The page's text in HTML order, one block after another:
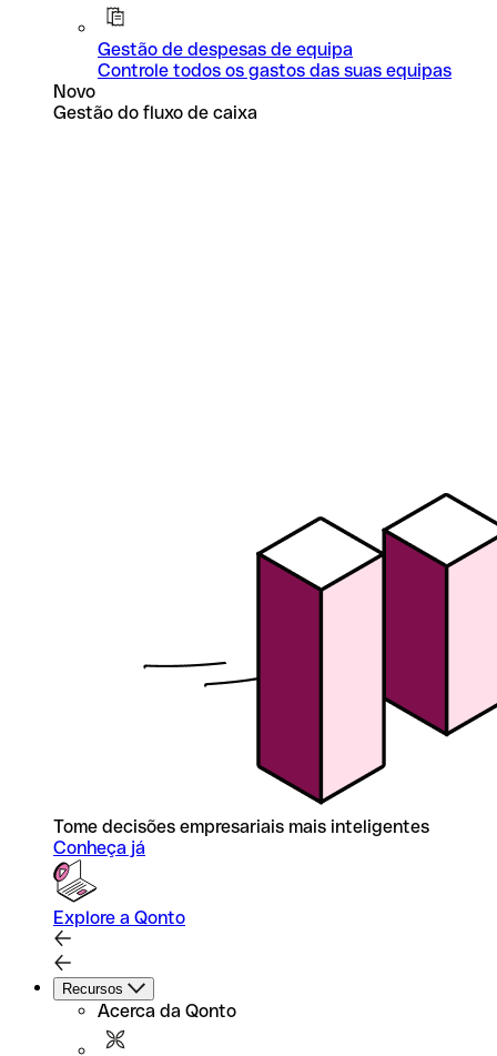
Gestão de despesas de equipa
Controle todos os gastos das suas equipas
Novo
Gestão do fluxo de caixa
Tome decisões empresariais mais inteligentes
Conheça já
Explore a Qonto
Recursos
Acerca da Qonto